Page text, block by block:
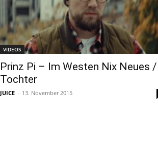
VIDEOS
Prinz Pi – Im Westen Nix Neues /
Tochter
JUICE - 13. November 2015